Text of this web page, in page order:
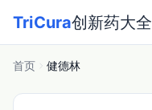
TriCura创新药大全
首页 健德林